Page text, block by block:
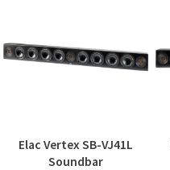
Elac Vertex SB-VJ41L
Soundbar